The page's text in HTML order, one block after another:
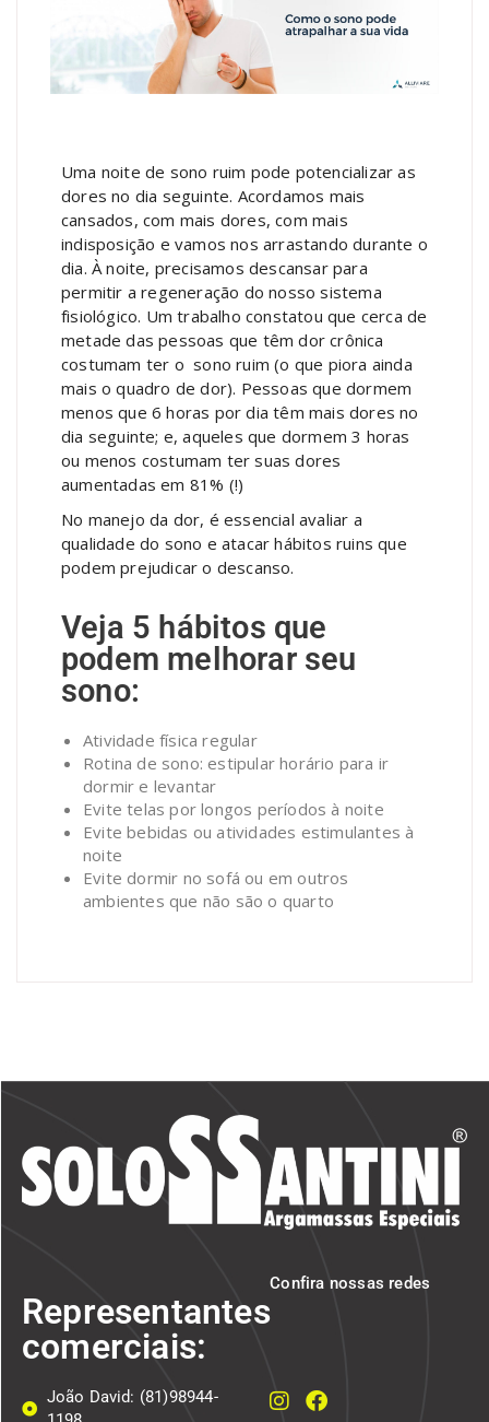
Uma noite de sono ruim pode potencializar as
dores no dia seguinte. Acordamos mais
cansados, com mais dores, com mais
indisposição e vamos nos arrastando durante o
dia. À noite, precisamos descansar para
permitir a regeneração do nosso sistema
fisiológico. Um trabalho constatou que cerca de
metade das pessoas que têm dor crônica
costumam ter o sono ruim (o que piora ainda
mais o quadro de dor). Pessoas que dormem
menos que 6 horas por dia têm mais dores no
dia seguinte; e, aqueles que dormem 3 horas
ou menos costumam ter suas dores
aumentadas em 81% (!)
No manejo da dor, é essencial avaliar a
qualidade do sono e atacar hábitos ruins que
podem prejudicar o descanso.
Veja 5 hábitos que
podem melhorar seu
sono:
Atividade física regular
Rotina de sono: estipular horário para ir
dormir e levantar
Evite telas por longos períodos à noite
Evite bebidas ou atividades estimulantes à
noite
Evite dormir no sofá ou em outros
ambientes que não são o quarto
Representantes
comerciais:
João David: (81)98944-
Confira nossas redes